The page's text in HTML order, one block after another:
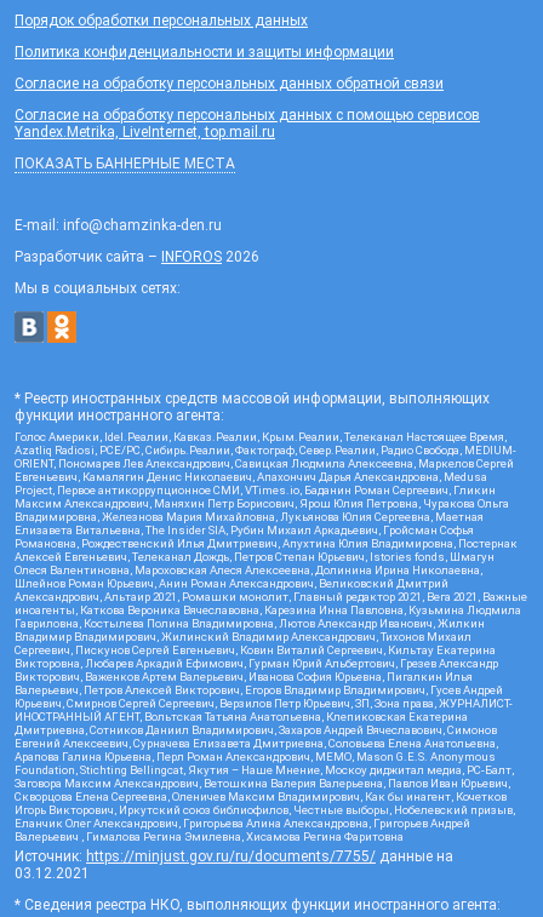
Порядок обработки персональных данных
Политика конфиденциальности и защиты информации
Согласие на обработку персональных данных обратной связи
Согласие на обработку персональных данных с помощью сервисов
Yandex.Metrika, LiveInternet, top.mail.ru
ПОКАЗАТЬ БАННЕРНЫЕ МЕСТА
E-mail: info@chamzinka-den.ru
Разработчик сайта –
INFOROS 2026
Мы в социальных сетях:
* Реестр иностранных средств массовой информации, выполняющих
функции иностранного агента:
Голос Америки, Idel.Реалии, Кавказ.Реалии, Крым.Реалии, Телеканал Настоящее Время,
Azatliq Radiosi, PCE/PC, Сибирь.Реалии, Фактограф, Север.Реалии, Радио Свобода, MEDIUM-
ORIENT, Пономарев Лев Александрович, Савицкая Людмила Алексеевна, Маркелов Сергей
Евгеньевич, Камалягин Денис Николаевич, Апахончич Дарья Александровна, Medusa
Project, Первое антикоррупционное СМИ, VTimes.io, Баданин Роман Сергеевич, Гликин
Максим Александрович, Маняхин Петр Борисович, Ярош Юлия Петровна, Чуракова Ольга
Владимировна, Железнова Мария Михайловна, Лукьянова Юлия Сергеевна, Маетная
Елизавета Витальевна, The Insider SIA, Рубин Михаил Аркадьевич, Гройсман Софья
Романовна, Рождественский Илья Дмитриевич, Апухтина Юлия Владимировна, Постернак
Алексей Евгеньевич, Телеканал Дождь, Петров Степан Юрьевич, Istories fonds, Шмагун
Олеся Валентиновна, Мароховская Алеся Алексеевна, Долинина Ирина Николаевна,
Шлейнов Роман Юрьевич, Анин Роман Александрович, Великовский Дмитрий
Александрович, Альтаир 2021, Ромашки монолит, Главный редактор 2021, Вега 2021, Важные
иноагенты, Каткова Вероника Вячеславовна, Карезина Инна Павловна, Кузьмина Людмила
Гавриловна, Костылева Полина Владимировна, Лютов Александр Иванович, Жилкин
Владимир Владимирович, Жилинский Владимир Александрович, Тихонов Михаил
Сергеевич, Пискунов Сергей Евгеньевич, Ковин Виталий Сергеевич, Кильтау Екатерина
Викторовна, Любарев Аркадий Ефимович, Гурман Юрий Альбертович, Грезев Александр
Викторович, Важенков Артем Валерьевич, Иванова София Юрьевна, Пигалкин Илья
Валерьевич, Петров Алексей Викторович, Егоров Владимир Владимирович, Гусев Андрей
Юрьевич, Смирнов Сергей Сергеевич, Верзилов Петр Юрьевич, ЗП, Зона права, ЖУРНАЛИСТ-
ИНОСТРАННЫЙ АГЕНТ, Вольтская Татьяна Анатольевна, Клепиковская Екатерина
Дмитриевна, Сотников Даниил Владимирович, Захаров Андрей Вячеславович, Симонов
Евгений Алексеевич, Сурначева Елизавета Дмитриевна, Соловьева Елена Анатольевна,
Арапова Галина Юрьевна, Перл Роман Александрович, МЕМО, Mason G.E.S. Anonymous
Foundation, Stichting Bellingcat, Якутия – Наше Мнение, Москоу диджитал медиа, РС-Балт,
Заговора Максим Александрович, Ветошкина Валерия Валерьевна, Павлов Иван Юрьевич,
Скворцова Елена Сергеевна, Оленичев Максим Владимирович, Как бы инагент, Кочетков
Игорь Викторович, Иркутский союз библиофилов, Честные выборы, Нобелевский призыв,
Еланчик Олег Александрович, Григорьева Алина Александровна, Григорьев Андрей
Валерьевич , Гималова Регина Эмилевна, Хисамова Регина Фаритовна
Источник: https://minjust.gov.ru/ru/documents/7755/ данные на
03.12.2021
* Сведения реестра НКО, выполняющих функции иностранного агента: